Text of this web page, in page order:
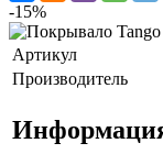
-15%
Артикул
Производитель